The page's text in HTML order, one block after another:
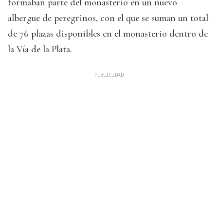
formaban parte del monasterio en un nuevo
albergue de peregrinos, con el que se suman un total
de 76 plazas disponibles en el monasterio dentro de
la Vía de la Plata.